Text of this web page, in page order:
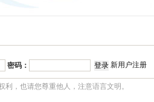
密码： 新用户注册